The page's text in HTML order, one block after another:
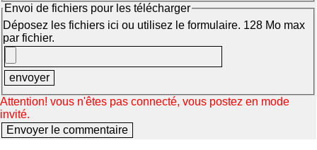
Envoi de fichiers pour les télécharger
Déposez les fichiers ici ou utilisez le formulaire. 128 Mo max
par fichier.
Attention! vous n'êtes pas connecté, vous postez en mode
invité.